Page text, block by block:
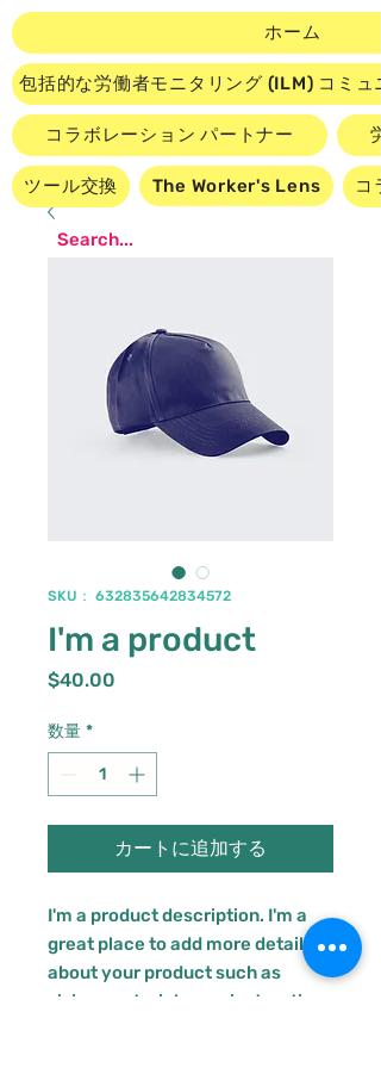
ホーム
包括的な労働者モニタリング (ILM) コミ
コラボレーション パートナー
ツール交換 The Worker's Lens コ
SKU： 632835642834572
I'm a product
$40.00
数量 *
カートに追加する
I'm a product description. I'm a
great place to add more details
about your product such as
sizing, material, care instructions